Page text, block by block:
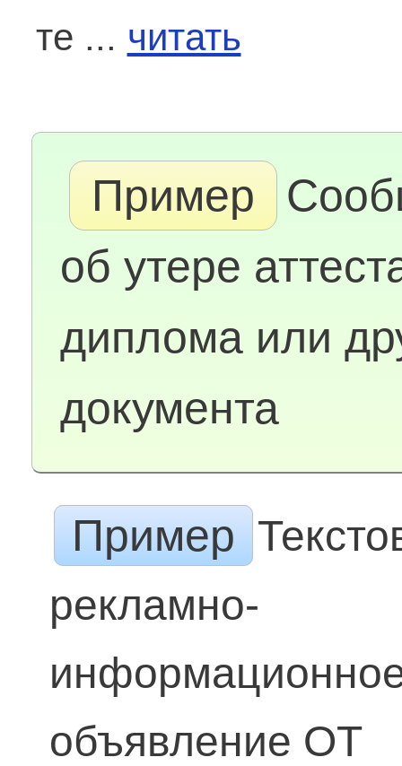
те ... читать
Пример
об утере
диплома или
документа
Пример
рекламно-
объявление ОТ